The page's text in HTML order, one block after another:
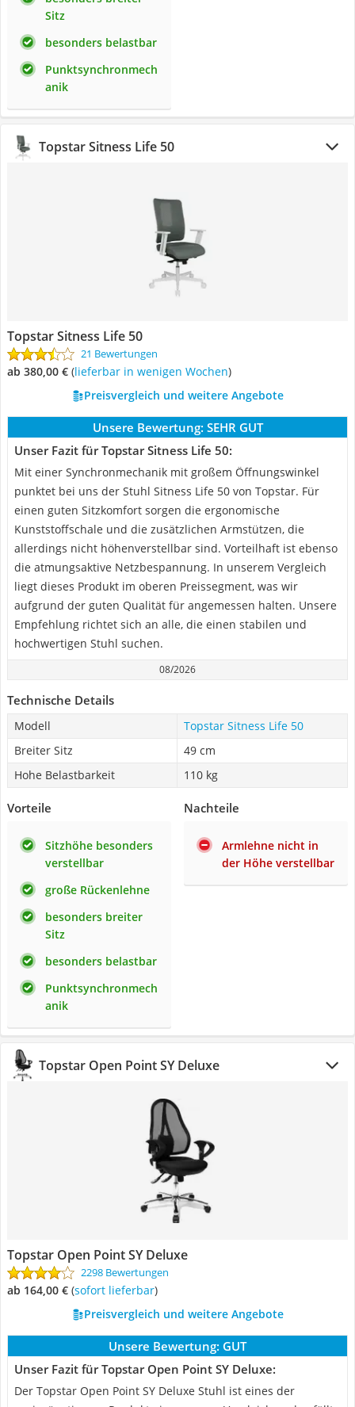
Sitz
besonders belastbar
Punktsynchronmech
anik
Topstar Sitness Life 50
Topstar Sitness Life 50
21 Bewertungen
ab 380,00 € ( Lieferbar in wenigen Wochen)
Preisvergleich und weitere Angebote
Unsere Bewertung: SEHR GUT
Unser Fazit für Topstar Sitness Life 50:
Mit einer Synchronmechanik mit großem Öffnungswinkel
punktet bei uns der Stuhl Sitness Life 50 von Topstar. Für
einen guten Sitzkomfort sorgen die ergonomische
Kunststoffschale und die zusätzlichen Armstützen, die
allerdings nicht höhenverstellbar sind. Vorteilhaft ist ebenso
die atmungsaktive Netzbespannung. In unserem Vergleich
liegt dieses Produkt im oberen Preissegment, was wir
aufgrund der guten Qualität für angemessen halten. Unsere
Empfehlung richtet sich an alle, die einen stabilen und
hochwertigen Stuhl suchen.
08/2026
Technische Details
Modell
Topstar Sitness Life 50
Breiter Sitz
49 cm
Hohe Belastbarkeit
110 kg
Vorteile
Sitzhöhe besonders
verstellbar
große Rückenlehne
besonders breiter
Sitz
besonders belastbar
Punktsynchronmech
anik
Nachteile
Armlehne nicht in
der Höhe verstellbar
Topstar Open Point SY Deluxe
Topstar Open Point SY Deluxe
2298 Bewertungen
ab 164,00 € ( Sofort lieferbar)
Preisvergleich und weitere Angebote
Unsere Bewertung: GUT
Unser Fazit für Topstar Open Point SY Deluxe:
Der Topstar Open Point SY Deluxe Stuhl ist eines der